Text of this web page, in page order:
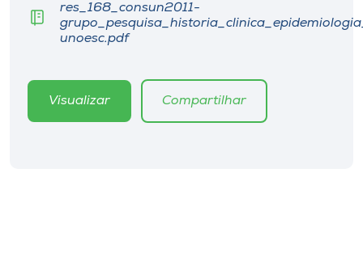
Editora
Rádio
Museu
res_168_consun2011-
unoesc.pdf
Visualizar Compartilhar